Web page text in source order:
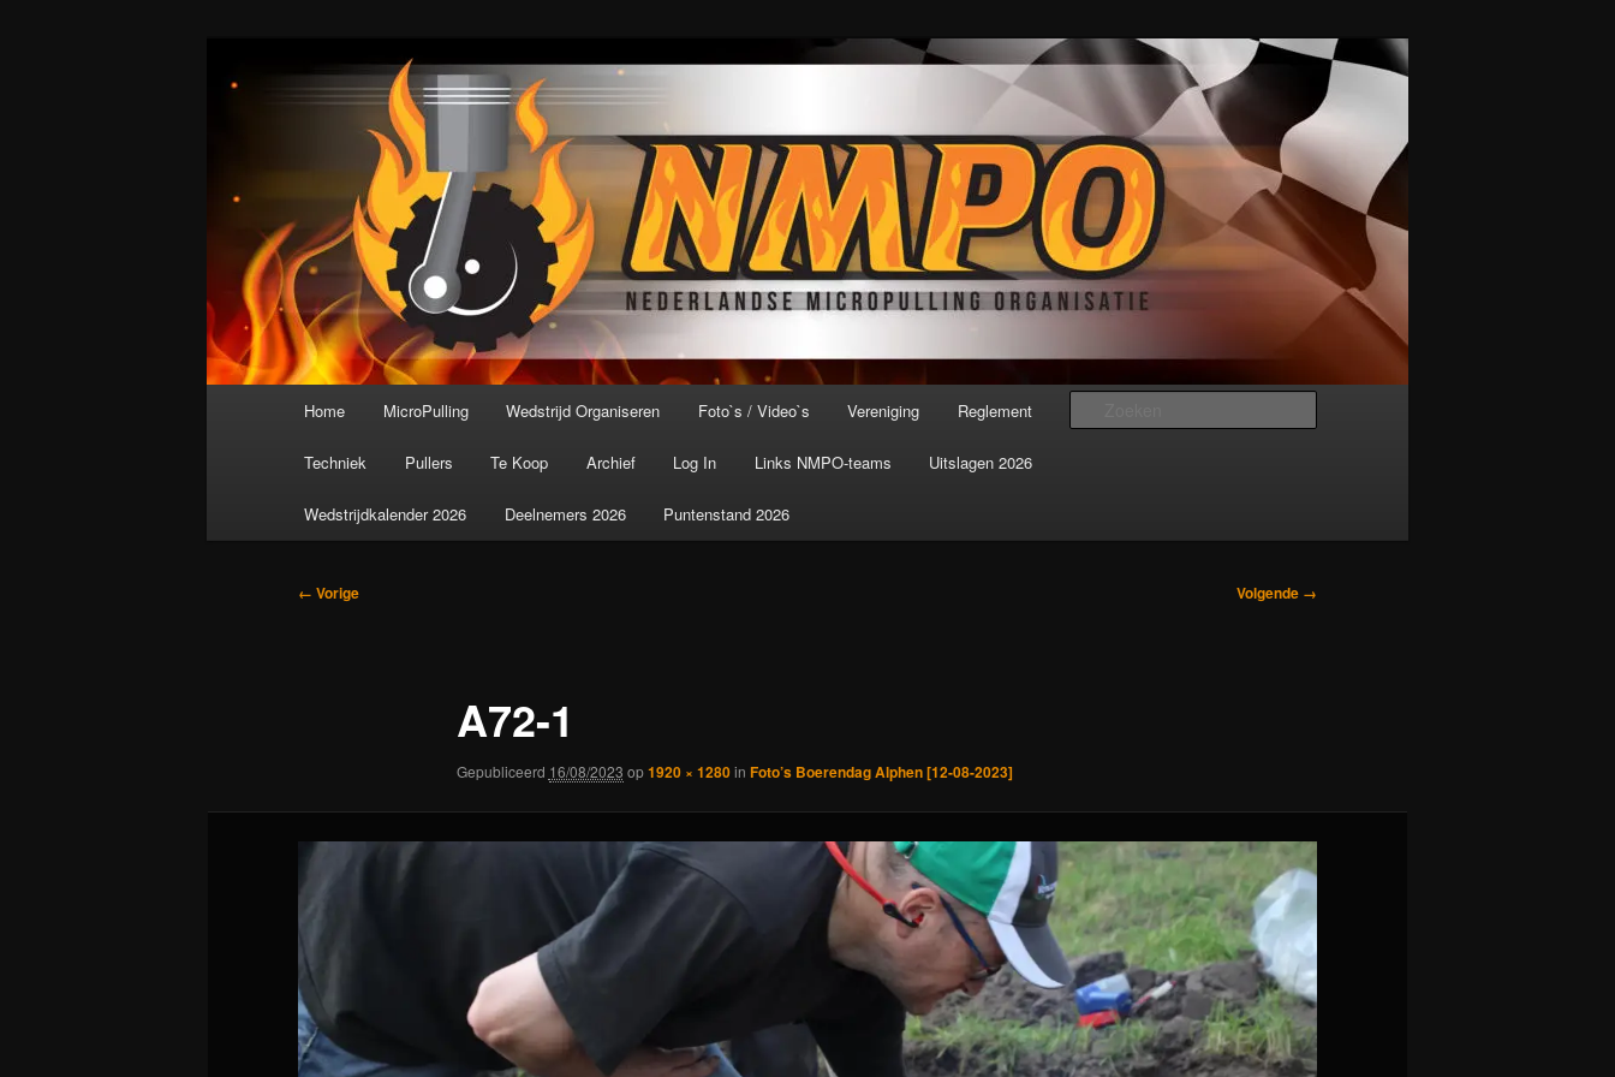
Nederlandse MicroPulling Organisatie
De meest krachtige modelbouwsport ter wereld!
Home MicroPulling Wedstrijd Organiseren Foto`s / Video`s Vereniging Reglement
Techniek Pullers Te Koop Archief Log In Links NMPO-teams Uitslagen 2026
Wedstrijdkalender 2026 Deelnemers 2026 Puntenstand 2026
Afbeeldingsnavigatie
← Vorige Volgende →
A72-1
Gepubliceerd 16/08/2023 op1920 × 1280in Foto’s Boerendag Alphen [12-08-2023]